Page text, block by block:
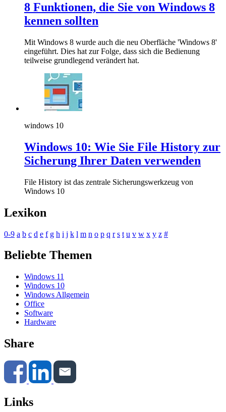
8 Funktionen, die Sie von Windows 8
kennen sollten
Mit Windows 8 wurde auch die neu Oberfläche 'Windows 8'
eingeführt. Dies hat zur Folge, dass sich die Bedienung
teilweise grundlegend verändert hat.
windows 10
Windows 10: Wie Sie File History zur
Sicherung Ihrer Daten verwenden
File History ist das zentrale Sicherungswerkzeug von
Windows 10
Lexikon
0-9 a b c d e f g h i j k l m n o p q r s t u v w x y z #
Beliebte Themen
Windows 11
Windows 10
Windows Allgemein
Office
Software
Hardware
Share
Links